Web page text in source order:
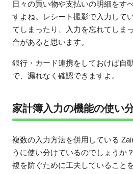
日々の買い物や支払いの明細をす
すよね。レシート撮影で入力して
てしまったり、入力を忘れてしま
合があると思います。
銀行・カード連携をしておけば自
で、漏れなく確認できますよ。
家計簿入力の機能の使い
複数の入力方法を併用している
うに使い分けているのでしょうか
複を防ぐために工夫していること